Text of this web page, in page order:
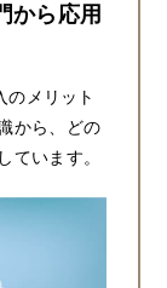
から応用
のメリット
から、どの
ています。